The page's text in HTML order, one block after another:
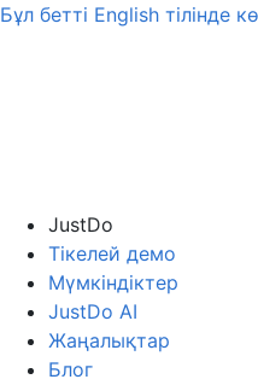
Бұл бетті English тілінде
JustDo
Тікелей демо
Мүмкіндіктер
JustDo AI
Жаңалықтар
Блог